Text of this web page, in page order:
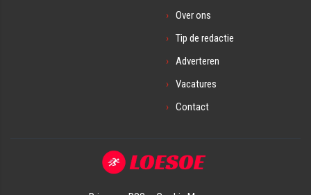
Over ons
Tip de redactie
Adverteren
Vacatures
Contact